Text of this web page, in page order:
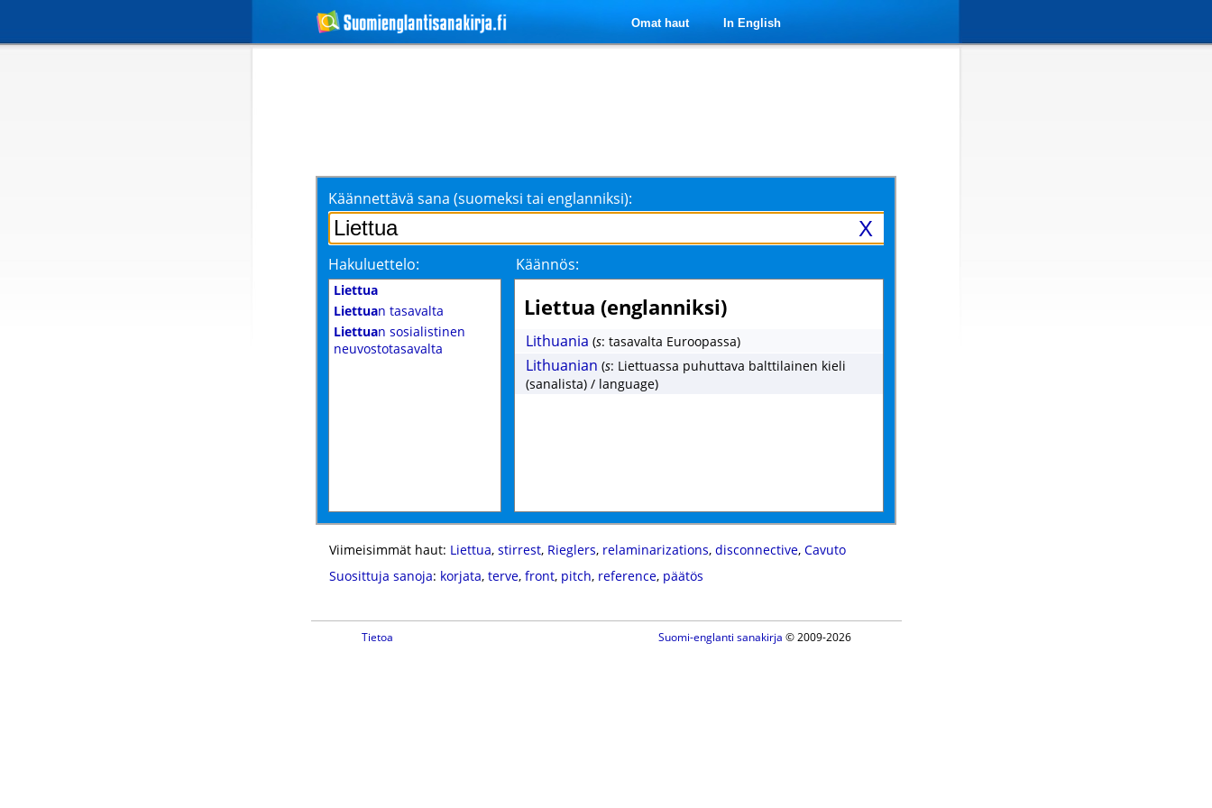
Omat haut In English
Käännettävä sana (suomeksi tai englanniksi):
X
Hakuluettelo: Käännös:
Liettua
Liettuan tasavalta
Liettuan sosialistinen
neuvostotasavalta
Liettua (englanniksi)
Lithuania (s: tasavalta Euroopassa)
Lithuanian (s: Liettuassa puhuttava balttilainen kieli
(sanalista) / language)
Viimeisimmät haut: Liettua, stirrest, Rieglers, relaminarizations, disconnective, Cavuto
Suosittuja sanoja: korjata, terve, front, pitch, reference, päätös
Tietoa Suomi-englanti sanakirja © 2009-2026